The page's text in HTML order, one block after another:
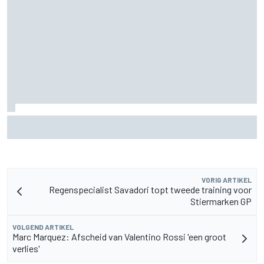
VORIG ARTIKEL
Regenspecialist Savadori topt tweede training voor
Stiermarken GP
VOLGEND ARTIKEL
Marc Marquez: Afscheid van Valentino Rossi 'een groot
verlies'